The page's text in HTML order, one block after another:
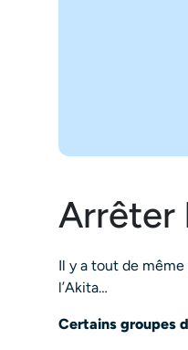
Arrêter
Il y a tout de même
l’Akita…
Certains groupes